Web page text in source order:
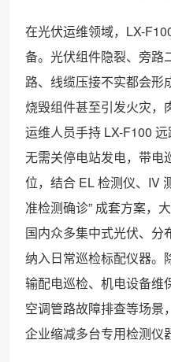
在光伏运维领域，LX-
备。光伏组件隐裂、旁路
路、线缆压接不实都会形
烧毁组件甚至引发火灾，
运维人员手持 LX-F100 远
无需关停电站发电，带电
位，结合 EL 检测仪、IV
准检测确诊” 成套方案，
国内众多集中式光伏、分
纳入日常巡检标配仪器。
输配电巡检、机电设备维
空调管路故障排查等场景
企业缩减多台专用检测仪